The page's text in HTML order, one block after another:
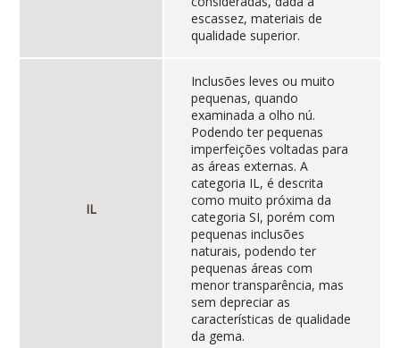
escassez, materiais de
qualidade superior.
IL
Inclusões leves ou muito
pequenas, quando
examinada a olho nú.
Podendo ter pequenas
imperfeições voltadas para
as áreas externas. A
categoria IL, é descrita
como muito próxima da
categoria SI, porém com
pequenas inclusões
naturais, podendo ter
pequenas áreas com
menor transparência, mas
sem depreciar as
características de qualidade
da gema.